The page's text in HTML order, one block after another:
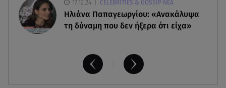
17.12.24 CELEBRITIES & GOSSIP ΝΕΑ
Ηλιάνα Παπαγεωργίου: «Ανακάλυψα
τη δύναμη που δεν ήξερα ότι είχα»